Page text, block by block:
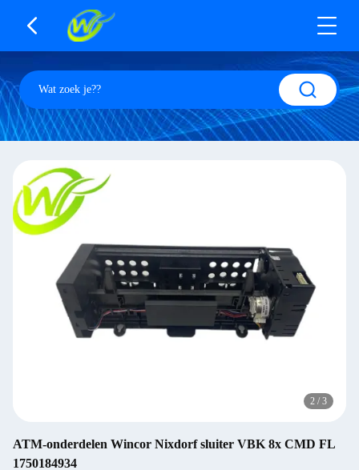
2 / 3
ATM-onderdelen Wincor Nixdorf sluiter VBK 8x CMD FL
1750184934